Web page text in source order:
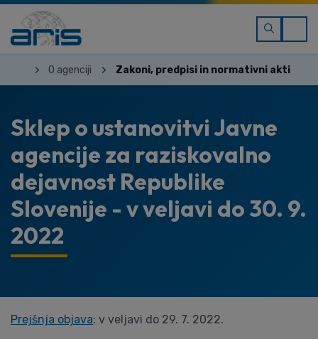
O agenciji Zakoni, predpisi in normativni akti
Sklep o ustanovitvi Javne
agencije za raziskovalno
dejavnost Republike
Slovenije - v veljavi do 30. 9.
2022
Prejšnja objava: v veljavi do 29. 7. 2022.